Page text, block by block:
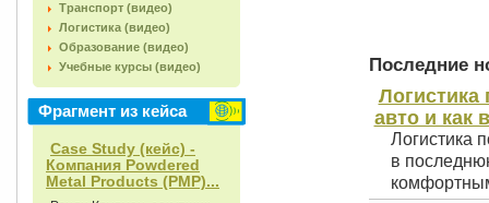
Транспорт (видео)
Логистика (видео)
Образование (видео)
Учебные курсы (видео)
Фрагмент из кейса
Case Study (кейс) -
Компания Powdered
Metal Products (РМР)...
Последние
Логистика
авто и как
Логистика
в